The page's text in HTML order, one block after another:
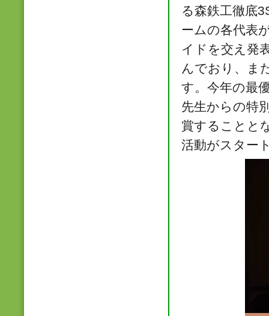
る森鉄工徹底
ームの各代表
イドを交え発
んでおり、ま
す。今年の最
先生からの特
賞することと
活動がスター